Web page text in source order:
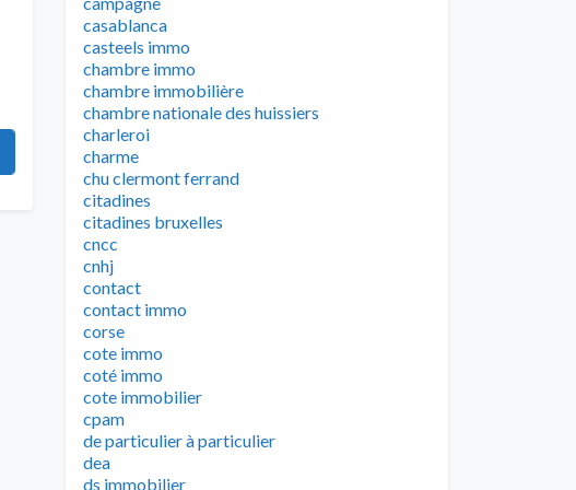
casablanca
casteels immo
chambre immo
chambre immobilière
chambre nationale des huissiers
charleroi
charme
chu clermont ferrand
citadines
citadines bruxelles
cncc
cnhj
contact
contact immo
corse
cote immo
coté immo
cote immobilier
cpam
de particulier à particulier
dea
ds immobilier